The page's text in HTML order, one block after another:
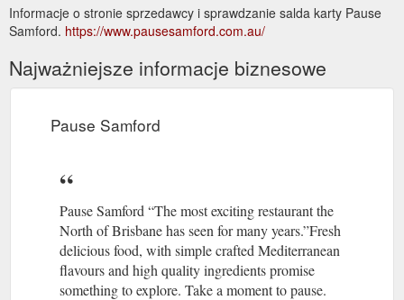
Informacje o stronie sprzedawcy i sprawdzanie salda karty Pause
Samford. https://www.pausesamford.com.au/
Najważniejsze informacje biznesowe
Pause Samford
Pause Samford “The most exciting restaurant the
North of Brisbane has seen for many years.”Fresh
delicious food, with simple crafted Mediterranean
flavours and high quality ingredients promise
something to explore. Take a moment to pause.